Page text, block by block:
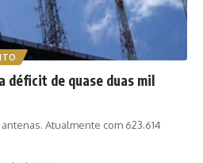
déficit de quase duas mil
Atualmente com 623.614